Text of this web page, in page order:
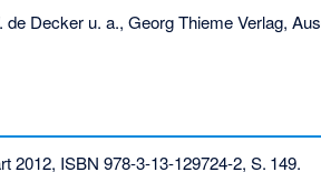
de Decker u. a., Georg Thieme Verlag,
2012, ISBN 978-3-13-129724-2, S. 149.